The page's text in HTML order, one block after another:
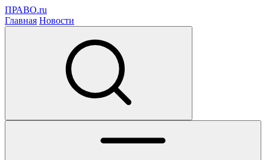
ПРАВО.ru
Главная Новости